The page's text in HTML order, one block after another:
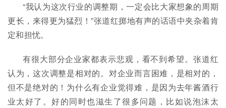
“我认为这次行业的调整期，一定会比大家想象的周期
更长，来得更为猛烈！”张道红掷地有声的话语中夹杂着肯
定和担忧。
有很大部分企业家都表示悲观，看不到希望。张道红
认为，这次调整是相对的。对企业而言困难，是相对的，
但不是绝对的！为什么有企业觉得难，是因为去年酱酒行
业太好了。好的同时也滋生了很多问题，比如说泡沫太